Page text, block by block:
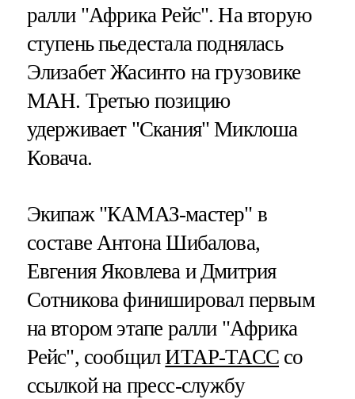
ралли "Африка Рейс". На вторую
ступень пьедестала поднялась
Элизабет Жасинто на грузовике
МАН. Третью позицию
удерживает "Скания" Миклоша
Ковача.
Экипаж "КАМАЗ-мастер" в
составе Антона Шибалова,
Евгения Яковлева и Дмитрия
Сотникова финишировал первым
на втором этапе ралли "Африка
Рейс", сообщилИТАР-ТАСС со
ссылкой на пресс-службу